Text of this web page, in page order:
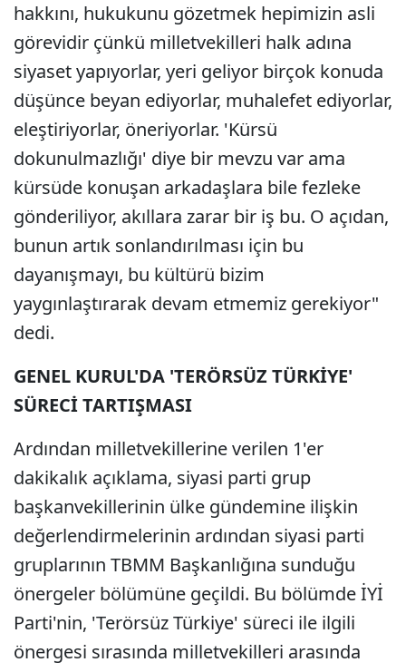
hakkını, hukukunu gözetmek hepimizin asli
görevidir çünkü milletvekilleri halk adına
siyaset yapıyorlar, yeri geliyor birçok konuda
düşünce beyan ediyorlar, muhalefet ediyorlar,
eleştiriyorlar, öneriyorlar. 'Kürsü
dokunulmazlığı' diye bir mevzu var ama
kürsüde konuşan arkadaşlara bile fezleke
gönderiliyor, akıllara zarar bir iş bu. O açıdan,
bunun artık sonlandırılması için bu
dayanışmayı, bu kültürü bizim
yaygınlaştırarak devam etmemiz gerekiyor"
dedi.
GENEL KURUL'DA 'TERÖRSÜZ TÜRKİYE'
SÜRECİ TARTIŞMASI
Ardından milletvekillerine verilen 1'er
dakikalık açıklama, siyasi parti grup
başkanvekillerinin ülke gündemine ilişkin
değerlendirmelerinin ardından siyasi parti
gruplarının TBMM Başkanlığına sunduğu
önergeler bölümüne geçildi. Bu bölümde İYİ
Parti'nin, 'Terörsüz Türkiye' süreci ile ilgili
önergesi sırasında milletvekilleri arasında